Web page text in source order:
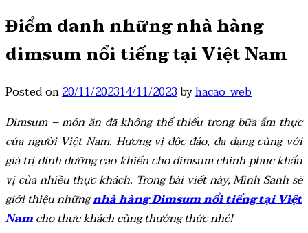
Điểm danh những nhà hàng
dimsum nổi tiếng tại Việt Nam
Posted on20/11/202314/11/2023byhacao_web
Dimsum – món ăn đã không thể thiếu trong bữa ẩm thực
của người Việt Nam. Hương vị độc đáo, đa dạng cùng với
giá trị dinh dưỡng cao khiến cho dimsum chinh phục khẩu
vị của nhiều thực khách. Trong bài viết này, Minh Sanh sẽ
giới thiệu nhữngnhà hàng Dimsum nổi tiếng tại Việt
Namcho thực khách cùng thưởng thức nhé!